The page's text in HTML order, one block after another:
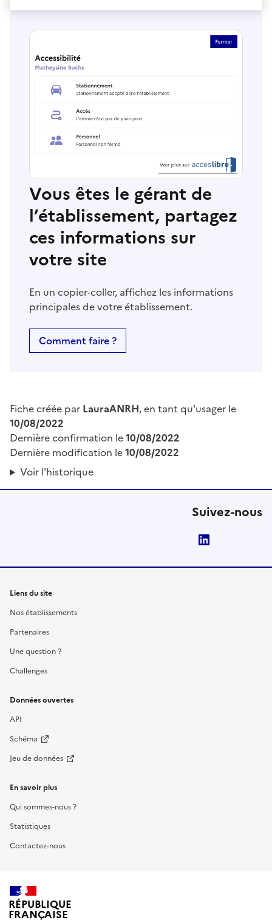
Vous êtes le gérant de
l’établissement, partagez
ces informations sur
votre site
En un copier-coller, affichez les informations
principales de votre établissement.
Comment faire ?
Fiche créée par LauraANRH, en tant qu'usager le
10/08/2022
Dernière confirmation le10/08/2022
Dernière modification le10/08/2022
Voir l'historique
Suivez-nous
Liens du site
Nos établissements
Partenaires
Une question ?
Challenges
Données ouvertes
API
Schéma
Jeu de données
En savoir plus
Qui sommes-nous ?
Statistiques
Contactez-nous
RÉPUBLIQUE
FRANÇAISE